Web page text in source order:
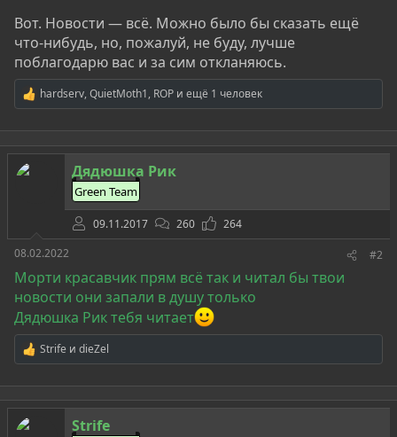
Вот. Новости — всё. Можно было бы сказать ещё
что-нибудь, но, пожалуй, не буду, лучше
поблагодарю вас и за сим откланяюсь.
Р
е
а
ц
и
hardserv,QuietMoth1, ROP и ещё 1 человек
Дядюшка Рик
Green Team
09.11.2017 260
264
08.02.2022
#2
Морти красавчик прям всё так и читал бы твои
новости они запали в душу только
Дядюшка Рик тебя читает
Р
е
а
к
ц
и
Strife и dieZel
Strife